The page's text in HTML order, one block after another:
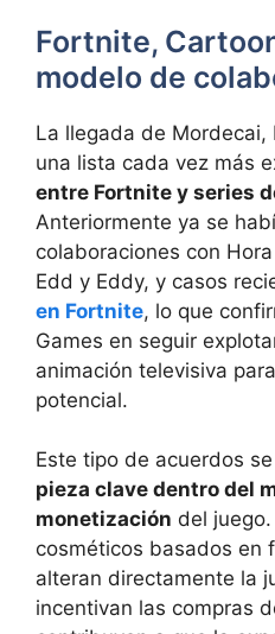
Fortnite,
modelo de
La llegada de Mordecai,
una lista cada vez más
entre Fortnite y series
Anteriormente ya se
colaboraciones con
Edd y Eddy, y casos
en Fortnite, lo que
Games en seguir
animación televisiva
potencial.
Este tipo de acuerdos
pieza clave dentro del
monetización del
cosméticos basados en
alteran directamente la
incentivan las compras